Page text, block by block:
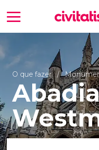
O que fazer